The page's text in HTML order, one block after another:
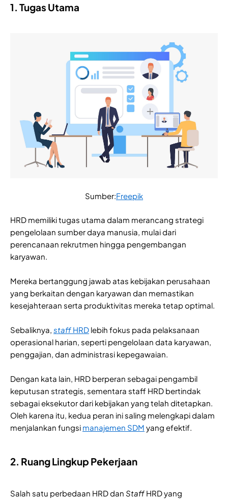
1. Tugas Utama
Sumber:Freepik
HRD memiliki tugas utama dalam merancang strategi
pengelolaan sumber daya manusia, mulai dari
perencanaan rekrutmen hingga pengembangan
karyawan.
Mereka bertanggung jawab atas kebijakan perusahaan
yang berkaitan dengan karyawan dan memastikan
kesejahteraan serta produktivitas mereka tetap optimal.
Sebaliknya, staff HRD lebih fokus pada pelaksanaan
operasional harian, seperti pengelolaan data karyawan,
penggajian, dan administrasi kepegawaian.
Dengan kata lain, HRD berperan sebagai pengambil
keputusan strategis, sementara staff HRD bertindak
sebagai eksekutor dari kebijakan yang telah ditetapkan.
Oleh karena itu, kedua peran ini saling melengkapi dalam
menjalankan fungsi manajemen SDM yang efektif.
2. Ruang Lingkup Pekerjaan
Salah satu perbedaan HRD dan Staff HRD yang